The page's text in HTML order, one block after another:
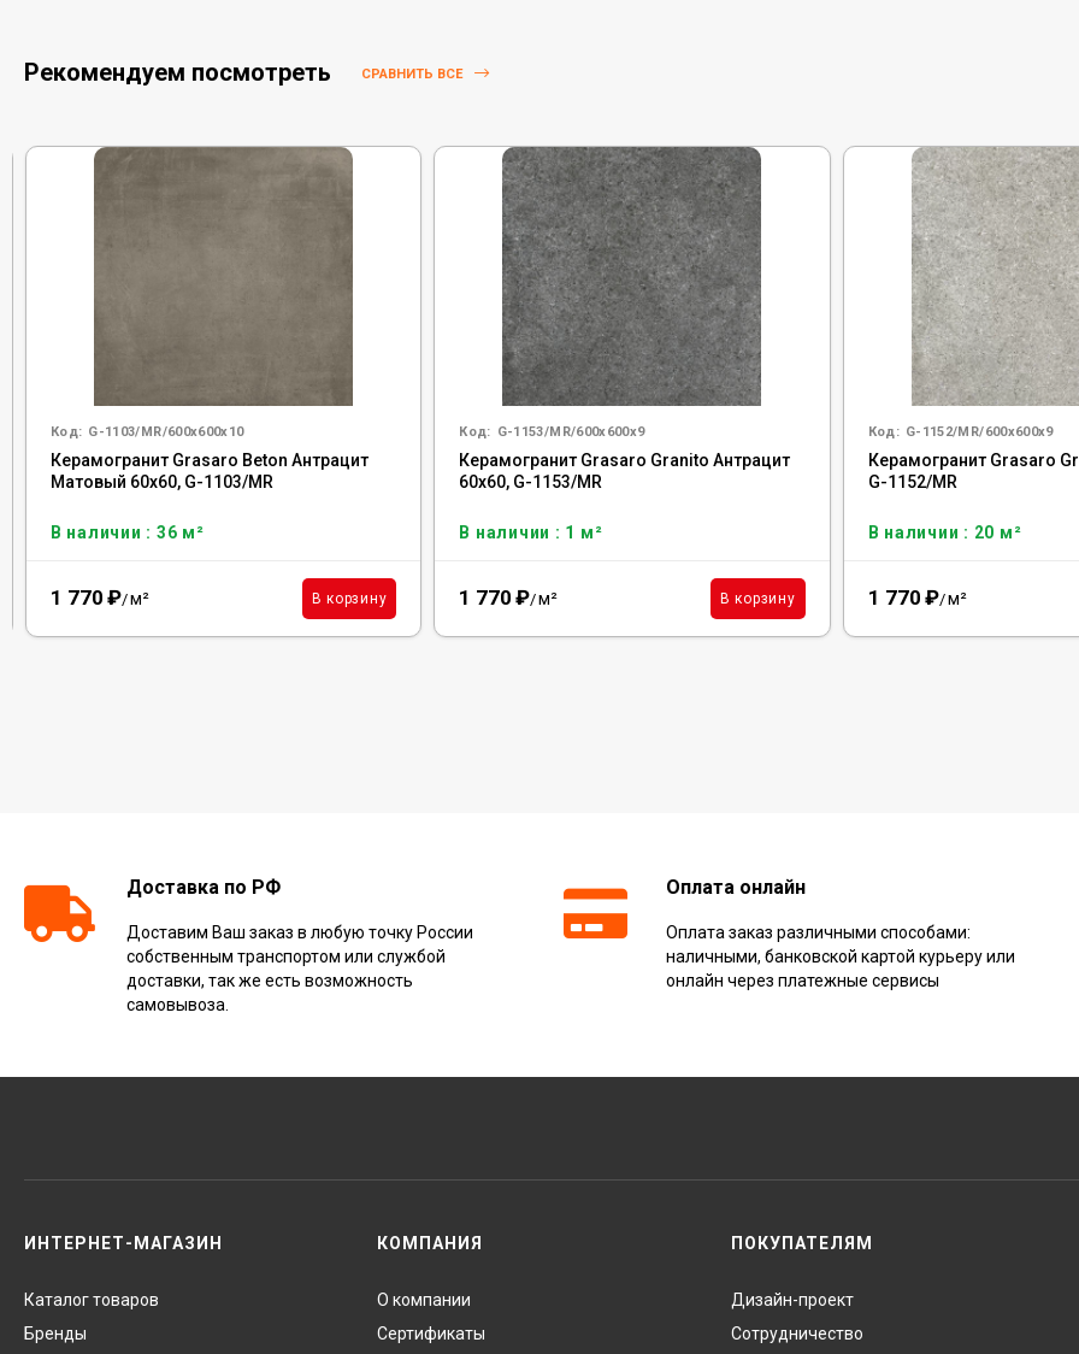
Рекомендуем посмотреть СРАВНИТЬ ВСЕ
Код: G-1103/MR/600x600x10
Керамогранит Grasaro Beton Антрацит
Матовый 60x60, G-1103/MR
В наличии : 36 м²
1 770 ₽/м² В корзину
Код: G-1153/MR/600x600x9
Керамогранит Grasaro Granito Антрацит
60x60, G-1153/MR
В наличии : 1 м²
1 770 ₽/м² В корзину
Код: G-1152/MR/600x600x9
Керамогранит Grasaro
G-1152/MR
В наличии : 20 м²
1 770 ₽/м²
Доставка по РФ
Доставим Ваш заказ в любую точку России
собственным транспортом или службой
доставки, так же есть возможность
самовывоза.
Оплата онлайн
Оплата заказ различными способами:
наличными, банковской картой курьеру или
онлайн через платежные сервисы
ИНТЕРНЕТ-МАГАЗИН
Каталог товаров
Бренды
КОМПАНИЯ
О компании
Сертификаты
ПОКУПАТЕЛЯМ
Дизайн-проект
Сотрудничество